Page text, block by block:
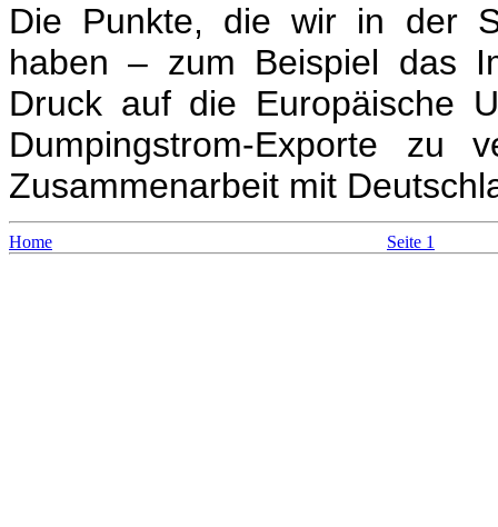
Die Punkte, die wir in der
haben – zum Beispiel das
Druck auf die Europäische
Dumpingstrom-Exporte zu
Zusammenarbeit mit
Home Seite 1